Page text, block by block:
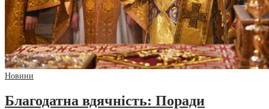
Новини
Благодатна вдячність: Поради